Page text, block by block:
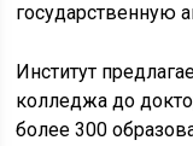
государственную
Институт
колледжа до
более 300